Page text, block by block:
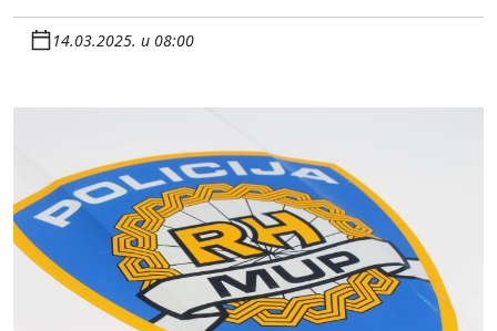
14.03.2025. u 08:00